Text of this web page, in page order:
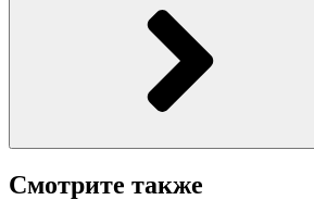
Смотрите также